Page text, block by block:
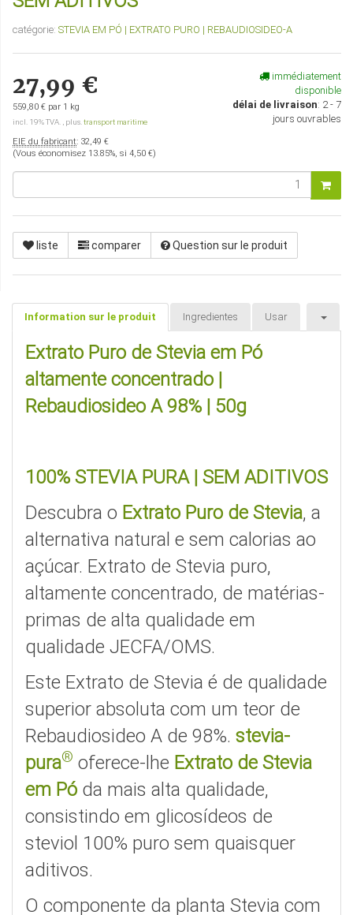
catégorie: STEVIA EM PÓ | EXTRATO PURO | REBAUDIOSIDEO-A
27,99 €
559,80 € par 1 kg
incl. 19% TVA. , plus.transport maritime
EIE du fabricant: 32,49 €
(Vous économisez 13.85%, si 4,50 €)
immédiatement
disponible
délai de livraison: 2 - 7
jours ouvrables
liste comparer Question sur le produit
Information sur le produit Ingredientes Usar
Extrato Puro de Stevia em Pó
altamente concentrado |
Rebaudiosideo A 98% | 50g
100% STEVIA PURA | SEM ADITIVOS
Descubra o Extrato Puro de Stevia, a
alternativa natural e sem calorias ao
açúcar. Extrato de Stevia puro,
altamente concentrado, de matérias-
primas de alta qualidade em
qualidade JECFA/OMS.
Este Extrato de Stevia é de qualidade
superior absoluta com um teor de
Rebaudiosideo A de 98%. stevia-
pura® oferece-lhe Extrato de Stevia
em Pó da mais alta qualidade,
consistindo em glicosídeos de
steviol 100% puro sem quaisquer
aditivos.
O componente da planta Stevia com